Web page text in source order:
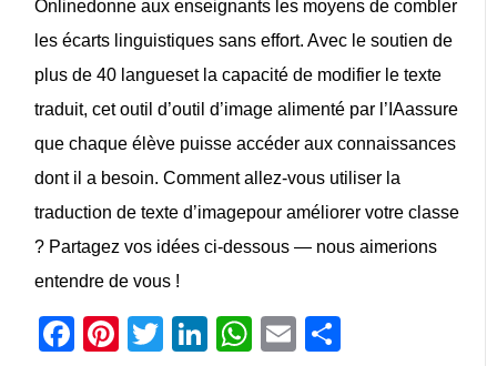
Onlinedonne aux enseignants les moyens de combler
les écarts linguistiques sans effort. Avec le soutien de
plus de 40 langueset la capacité de modifier le texte
traduit, cet outild’outil d’image alimenté par l’IAassure
que chaque élève puisse accéder aux connaissances
dont il a besoin. Comment allez-vous utiliser la
traduction de texte d’imagepour améliorer votre classe
? Partagez vos idées ci-dessous — nous aimerions
entendre de vous !
Facebook
Pinterest
Twitter
LinkedIn
WhatsApp
Email